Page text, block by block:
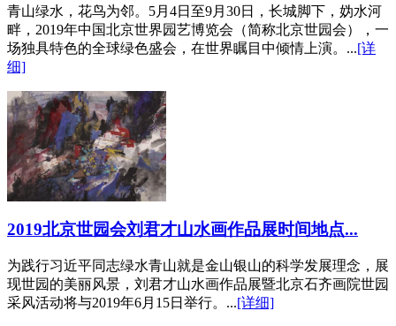
青山绿水，花鸟为邻。5月4日至9月30日，长城脚下，妫水河
畔，2019年中国北京世界园艺博览会（简称北京世园会），一
场独具特色的全球绿色盛会，在世界瞩目中倾情上演。...[详
细]
2019北京世园会刘君才山水画作品展时间地点...
为践行习近平同志绿水青山就是金山银山的科学发展理念，展
现世园的美丽风景，刘君才山水画作品展暨北京石齐画院世园
采风活动将与2019年6月15日举行。...[详细]